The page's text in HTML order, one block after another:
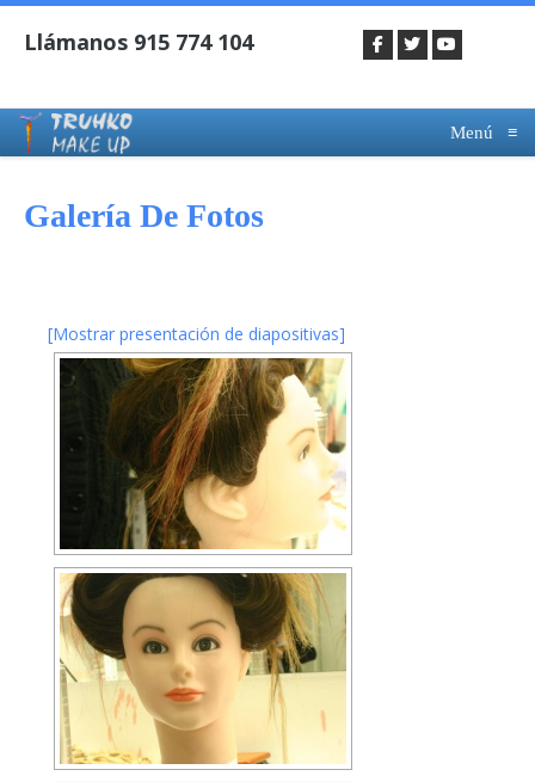
Menú ≡
Galería De Fotos
[Mostrar presentación de diapositivas]